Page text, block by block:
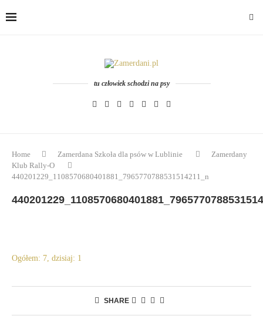
tu człowiek schodzi na psy
Home Zamerdana Szkoła dla psów w Lublinie
Zamerdany
Klub Rally-O
440201229_1108570680401881_7965770788531514211_n
Ogółem: 7, dzisiaj: 1
SHARE